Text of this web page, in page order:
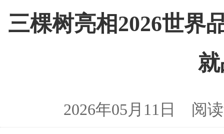
三棵树亮相2026世界
2026年05月11日